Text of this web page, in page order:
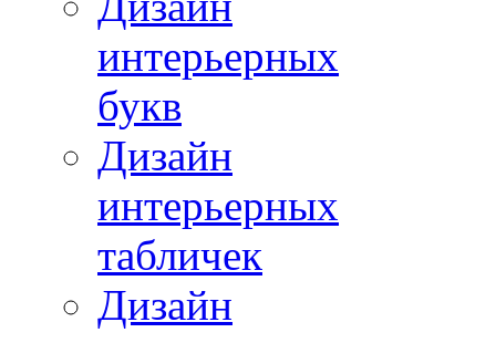
интерьерных
букв
Дизайн
интерьерных
табличек
Дизайн